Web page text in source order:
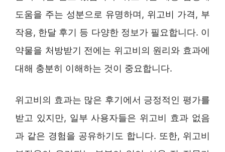
도움을 주는 성분으로 유명하며, 위고비 가격, 부
작용, 한달 후기 등 다양한 정보가 필요합니다. 이
약물을 처방받기 전에는 위고비의 원리와 효과에
대해 충분히 이해하는 것이 중요합니다.
위고비의 효과는 많은 후기에서 긍정적인 평가를
받고 있지만, 일부 사용자들은 위고비 효과 없음
과 같은 경험을 공유하기도 합니다. 또한, 위고비